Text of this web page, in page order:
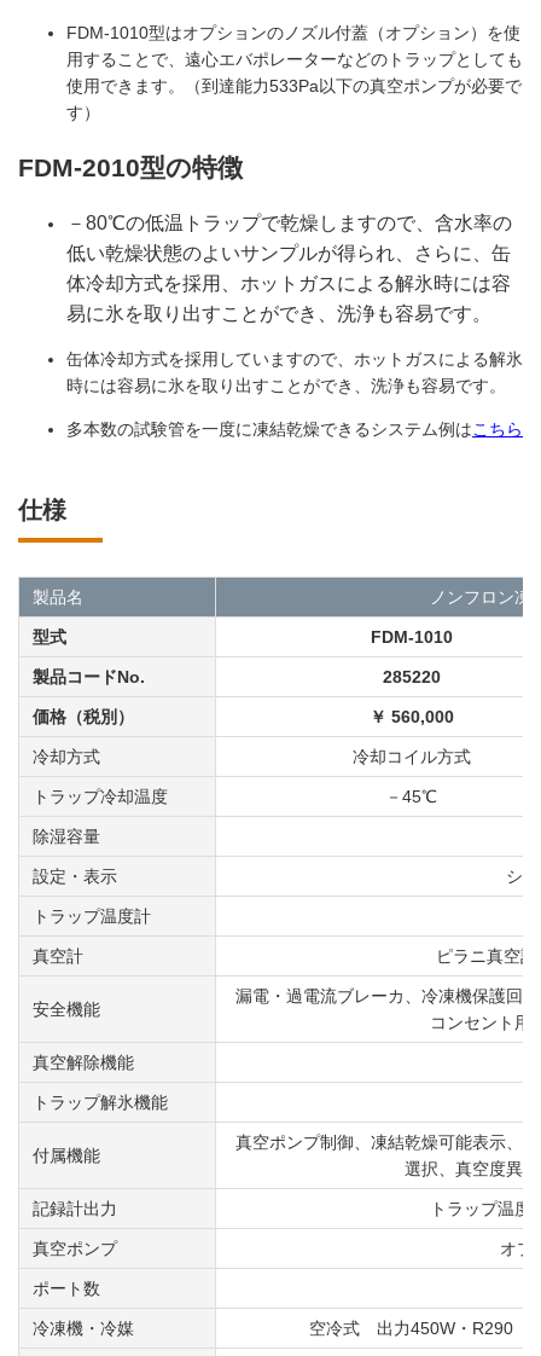
FDM-1010型はオプションのノズル付蓋（オプション）を使
用することで、遠心エバポレーターなどのトラップとしても
使用できます。（到達能力533Pa以下の真空ポンプが必要で
す）
FDM-2010型の特徴
－80℃の低温トラップで乾燥しますので、含水率の
低い乾燥状態のよいサンプルが得られ、さらに、缶
体冷却方式を採用、ホットガスによる解氷時には容
易に氷を取り出すことができ、洗浄も容易です。
缶体冷却方式を採用していますので、ホットガスによる解氷
時には容易に氷を取り出すことができ、洗浄も容易です。
多本数の試験管を一度に凍結乾燥できるシステム例はこちら
仕様
製品名 ノンフロン凍
型式 FDM-1010
製品コードNo. 285220
価格（税別） ￥ 560,000
冷却方式 冷却コイル方式
トラップ冷却温度 －45℃
除湿容量
設定・表示 シ
トラップ温度計
真空計 ピラニ真空
安全機能
漏電・過電流ブレーカ、冷凍機保護回
コンセント用
真空解除機能
トラップ解氷機能
付属機能
真空ポンプ制御、凍結乾燥可能表示、
選択、真空度異
記録計出力 トラップ
真空ポンプ オプ
ポート数
冷凍機・冷媒 空冷式 出力450W・R290